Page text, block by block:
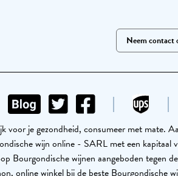
Neem contact
voor je gezondheid, consumeer met mate.
wijn online - SARL met een
Bourgondische wijnen aangeboden tegen
online winkel bij de beste Bourgondische